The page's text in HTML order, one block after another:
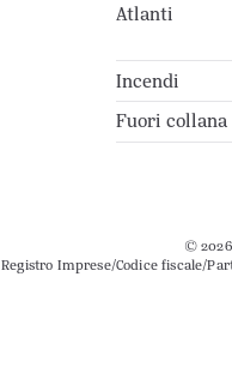
Atlanti
Incendi
Fuori collana
©
Registro Imprese/Codice fiscale/